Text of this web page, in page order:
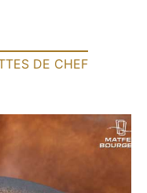
DE CHEF